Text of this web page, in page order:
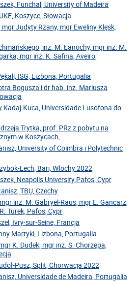
Funchal, University of Madeira
Koszyce, Słowacja
Judyty Rżany, mgr Eweliny Klęsk,
inż. M. Łanochy, mgr inż. M.
mgr inż. K. Safina, Aveiro,
ISG, Lizbona, Portugalia
Bogusza i dr hab. inż. Mariusza
Kadaj-Kuca, Universidade Lusofona do
Trytka, prof. PRz z pobytu na
w Koszycach,
University of Coimbra i Polytechnic
Lech, Bari, Włochy 2022
Neapolis University Pafos, Cypr
TBU, Czechy
inż. M. Gabryel-Raus, mgr E. Gancarz,
Turek, Pafos, Cypr
Ivry-sur-Seine, Francja
Martyki, Lizbona, Portugalia
K. Dudek, mgr inż. S. Chorzępa,
Pusz, Split, Chorwacja 2022
Universidade de Madeira, Portugalia